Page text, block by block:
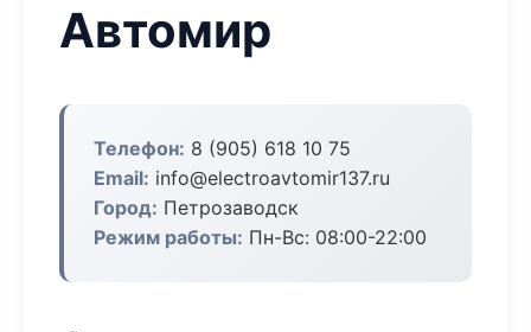
Автомир
Телефон: 8 (905) 618 10 75
Email: info@electroavtomir137.ru
Город: Петрозаводск
Режим работы: Пн-Вс: 08:00-22:00